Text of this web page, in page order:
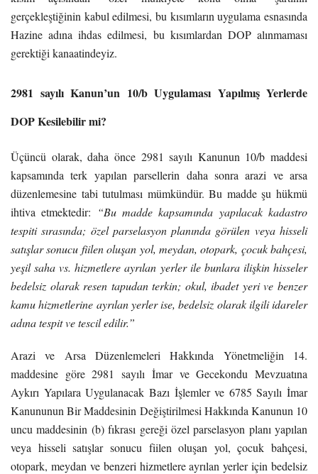
gerçekleştiğinin kabul edilmesi, bu kısımların uygulama esnasında
Hazine adına ihdas edilmesi, bu kısımlardan DOP alınmaması
gerektiği kanaatindeyiz.
2981 sayılı Kanun’un 10/b Uygulaması Yapılmış Yerlerde
DOP Kesilebilir mi?
Üçüncü olarak, daha önce 2981 sayılı Kanunun 10/b maddesi
kapsamında terk yapılan parsellerin daha sonra arazi ve arsa
düzenlemesine tabi tutulması mümkündür. Bu madde şu hükmü
ihtiva etmektedir: “Bu madde kapsamında yapılacak kadastro
tespiti sırasında; özel parselasyon planında görülen veya hisseli
satışlar sonucu fiilen oluşan yol, meydan, otopark, çocuk bahçesi,
yeşil saha vs. hizmetlere ayrılan yerler ile bunlara ilişkin hisseler
bedelsiz olarak resen tapudan terkin; okul, ibadet yeri ve benzer
kamu hizmetlerine ayrılan yerler ise, bedelsiz olarak ilgili idareler
adına tespit ve tescil edilir.”
Arazi ve Arsa Düzenlemeleri Hakkında Yönetmeliğin 14.
maddesine göre 2981 sayılı İmar ve Gecekondu Mevzuatına
Aykırı Yapılara Uygulanacak Bazı İşlemler ve 6785 Sayılı İmar
Kanununun Bir Maddesinin Değiştirilmesi Hakkında Kanunun 10
uncu maddesinin (b) fıkrası gereği özel parselasyon planı yapılan
veya hisseli satışlar sonucu fiilen oluşan yol, çocuk bahçesi,
otopark, meydan ve benzeri hizmetlere ayrılan yerler için bedelsiz